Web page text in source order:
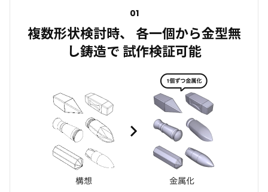
01
複数形状検討時、 各一個から金型無
し鋳造で 試作検証可能